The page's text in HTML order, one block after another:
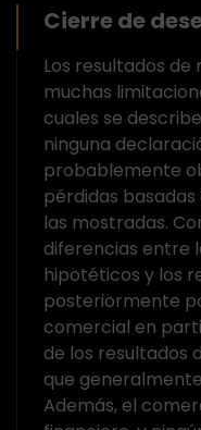
Cierre de
Los resultados
muchas
cuales se
ninguna
probablemente
pérdidas
las mostradas.
diferencias entre
hipotéticos y los
posteriormente
comercial en
de los resultados
que
Además, el